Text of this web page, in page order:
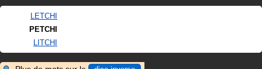
LETCHI
PETCHI
LITCHI